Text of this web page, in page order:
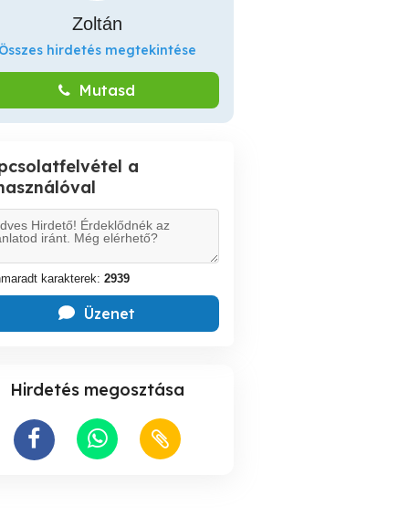
Zoltán
Összes hirdetés megtekintése
Mutasd
a
karakterek: 2939
Üzenet
Hirdetés megosztása